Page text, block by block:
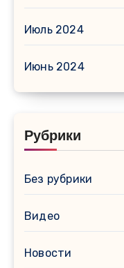
Июль 2024
Июнь 2024
Рубрики
Без рубрики
Видео
Новости